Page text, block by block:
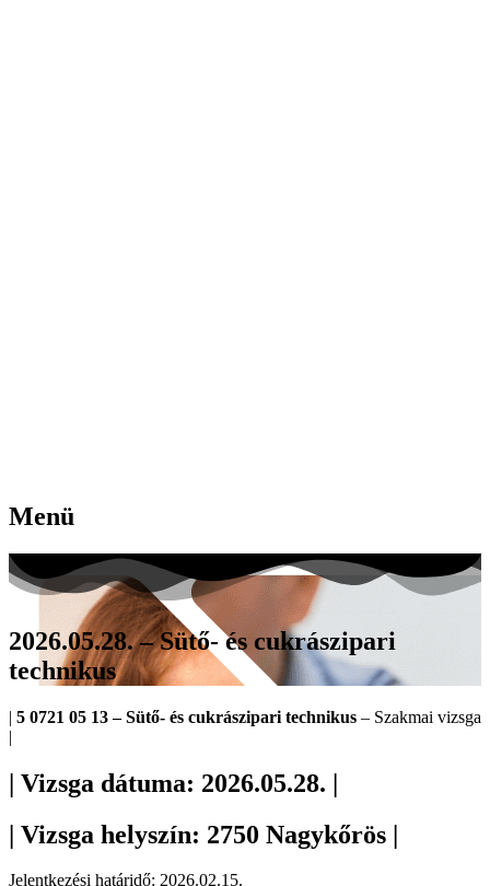
Menü
2026.05.28. – Sütő- és cukrászipari
technikus
| 5 0721 05 13 – Sütő- és cukrászipari technikus – Szakmai vizsga
|
| Vizsga dátuma: 2026.05.28. |
| Vizsga helyszín: 2750 Nagykőrös |
Jelentkezési határidő: 2026.02.15.